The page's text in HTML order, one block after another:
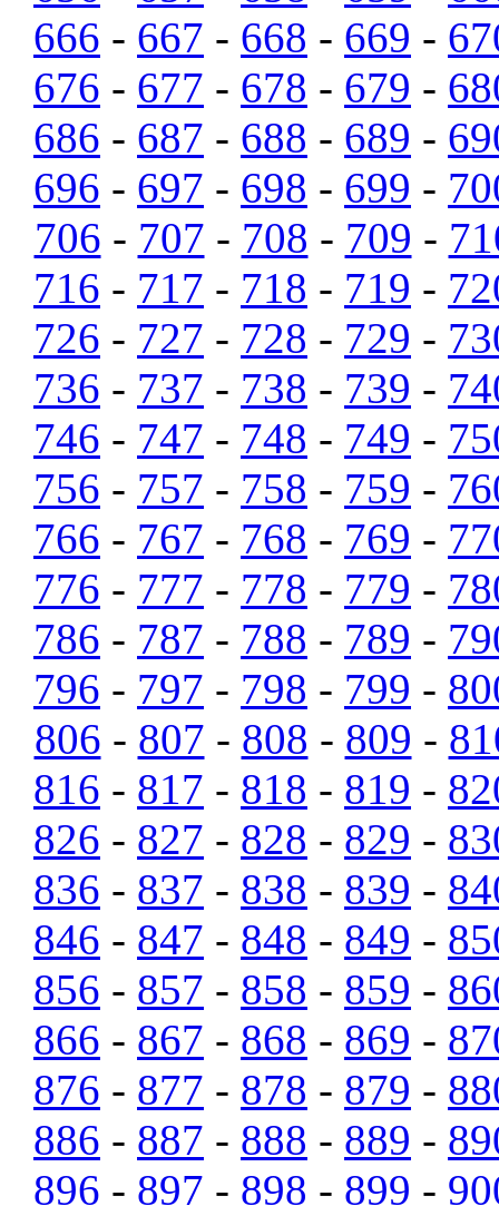
666 - 667 - 668 - 669 -
676 - 677 - 678 - 679 -
686 - 687 - 688 - 689 -
696 - 697 - 698 - 699 -
706 - 707 - 708 - 709 -
716 - 717 - 718 - 719 -
726 - 727 - 728 - 729 -
736 - 737 - 738 - 739 -
746 - 747 - 748 - 749 -
756 - 757 - 758 - 759 -
766 - 767 - 768 - 769 -
776 - 777 - 778 - 779 -
786 - 787 - 788 - 789 -
796 - 797 - 798 - 799 -
806 - 807 - 808 - 809 -
816 - 817 - 818 - 819 -
826 - 827 - 828 - 829 -
836 - 837 - 838 - 839 -
846 - 847 - 848 - 849 -
856 - 857 - 858 - 859 -
866 - 867 - 868 - 869 -
876 - 877 - 878 - 879 -
886 - 887 - 888 - 889 -
896 - 897 - 898 - 899 -